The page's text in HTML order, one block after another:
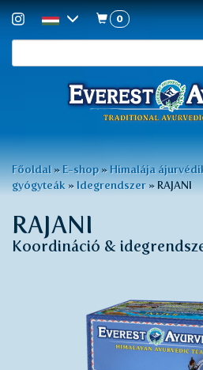
űrlap
0
Jelenlegi
hely
Főoldal » E-shop » Himalája
gyógyteák »Idegrendszer » RAJANI
RAJANI
Koordináció &